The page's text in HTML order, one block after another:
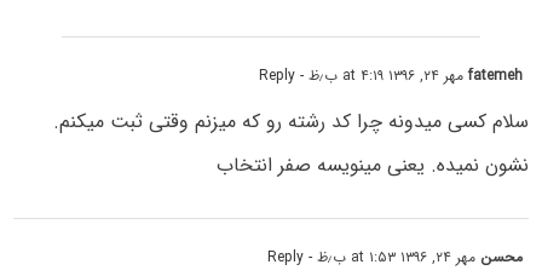
fatemehمهر ۲۴, ۱۳۹۶ at ۴:۱۹ ب٫ظ - Reply
سلام کسی میدونه چرا کد رشته رو که میزنم وقتی ثبت میکنم.
نشون نمیده. یعنی مینویسه صفر انتخاب
محسن مهر ۲۴, ۱۳۹۶ at ۱:۵۳ ب٫ظ - Reply